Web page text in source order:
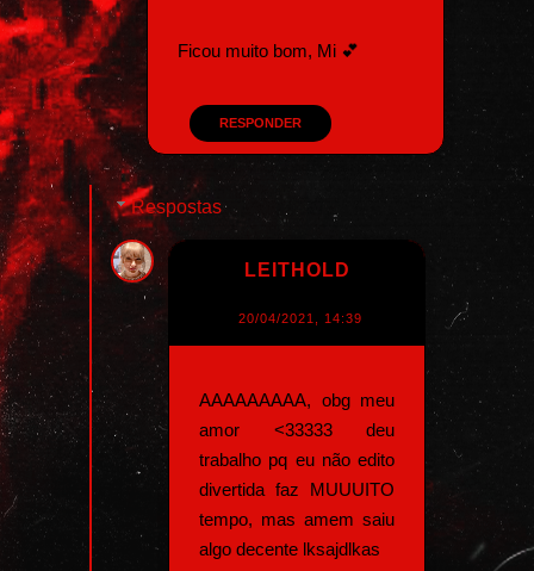
Ficou muito bom, Mi 💕
RESPONDER
Respostas
LEITHOLD
20/04/2021, 14:39
AAAAAAAAA, obg meu
amor <33333 deu
trabalho pq eu não edito
divertida faz MUUUITO
tempo, mas amem saiu
algo decente lksajdlkas